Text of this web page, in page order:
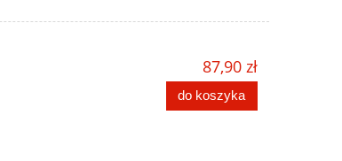
87,90 zł
do koszyka